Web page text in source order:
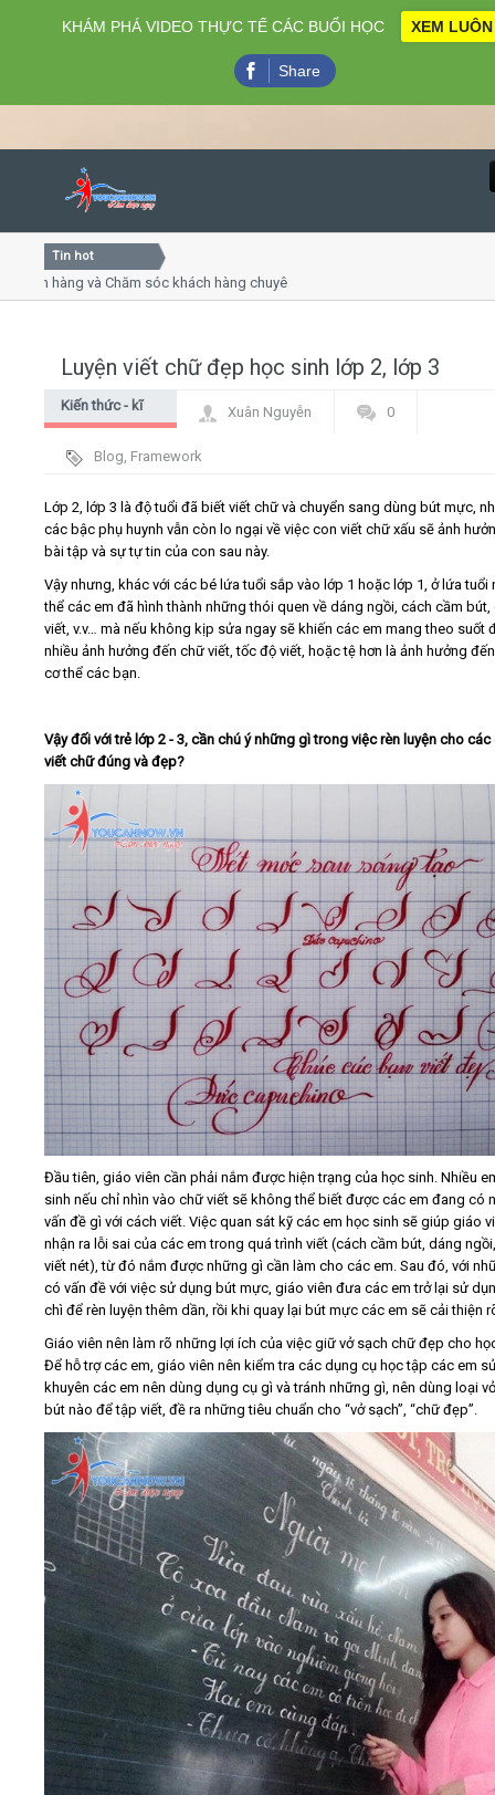
Close
Home
Giới thiệu
Video
Kiến thức
Liên hệ - Đăng ký
Tin hot
hàng và Chăm sóc khách hàng chuyên nghiệp
Luyện viết chữ đẹp học sinh lớp 2, lớp 3
Kiến thức - kĩ
Xuân Nguyễn 0
Blog, Framework
Lớp 2, lớp 3 là độ tuổi đã biết viết chữ và chuyển sang dùng bút mực,
các bậc phụ huynh vẫn còn lo ngại về việc con viết chữ xấu sẽ ảnh
bài tập và sự tự tin của con sau này.
Vậy nhưng, khác với các bé lứa tuổi sắp vào lớp 1 hoặc lớp 1, ở lứa tuổi
thể các em đã hình thành những thói quen về dáng ngồi, cách cầm bút,
viết, v.v… mà nếu không kịp sửa ngay sẽ khiến các em mang theo suốt
nhiều ảnh hưởng đến chữ viết, tốc độ viết, hoặc tệ hơn là ảnh hưởng
cơ thể các bạn.
Vậy đối với trẻ lớp 2 - 3, cần chú ý những gì trong việc rèn luyện cho các
viết chữ đúng và đẹp?
Đầu tiên, giáo viên cần phải nắm được hiện trạng của học sinh. Nhiều
sinh nếu chỉ nhìn vào chữ viết sẽ không thể biết được các em đang có
vấn đề gì với cách viết. Việc quan sát kỹ các em học sinh sẽ giúp giáo
nhận ra lỗi sai của các em trong quá trình viết (cách cầm bút, dáng
viết nét), từ đó nắm được những gì cần làm cho các em. Sau đó, với
có vấn đề với việc sử dụng bút mực, giáo viên đưa các em trở lại sử
chì để rèn luyện thêm dần, rồi khi quay lại bút mực các em sẽ cải thiện
Giáo viên nên làm rõ những lợi ích của việc giữ vở sạch chữ đẹp cho
Để hỗ trợ các em, giáo viên nên kiểm tra các dụng cụ học tập các em
khuyên các em nên dùng dụng cụ gì và tránh những gì, nên dùng loại
bút nào để tập viết, đề ra những tiêu chuẩn cho “vở sạch”, “chữ đẹp”.
KHÁM PHÁ VIDEO THỰC TẾ CÁC BUỔI HỌC XEM LUÔN
Share